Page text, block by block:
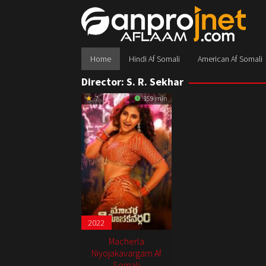
Home Hindi Af Somali American Af Somali
Director: S. R. Sekhar
7 159 min
2022
Macherla
Niyojakavargam Af